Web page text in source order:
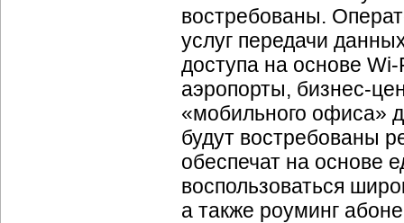
востребованы.
услуг передачи
доступа на основе Wi-
аэропорты, бизнес-
«мобильного офиса»
будут востребованы
обеспечат на основе
воспользоваться
а также роуминг